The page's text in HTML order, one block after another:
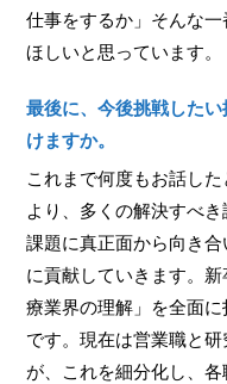
仕事をするか」そんな
ほしいと思っています。
最後に、今後挑戦した
けますか。
これまで何度もお話し
より、多くの解決すべ
課題に真正面から向き
に貢献していきます。
療業界の理解」を全面
です。現在は営業職と
が、これを細分化し、